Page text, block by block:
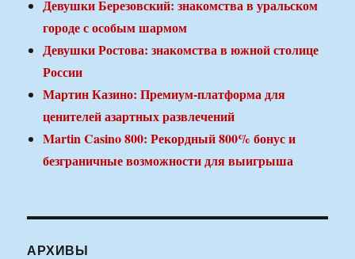
Девушки Березовский: знакомства в уральском
городе с особым шармом
Девушки Ростова: знакомства в южной столице
России
Мартин Казино: Премиум-платформа для
ценителей азартных развлечений
Martin Casino 800: Рекордный 800% бонус и
безграничные возможности для выигрыша
АРХИВЫ